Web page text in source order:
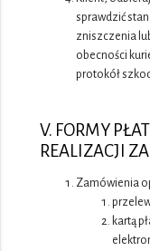
sprawdzić
zniszczenia
obecności
protokół
V. FORMY
REALIZACJI
Zamówienia
kartą